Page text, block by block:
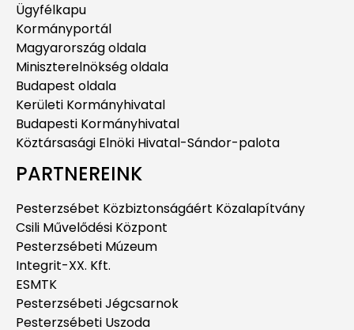
Ügyfélkapu
Kormányportál
Magyarország oldala
Miniszterelnökség oldala
Budapest oldala
Kerületi Kormányhivatal
Budapesti Kormányhivatal
Köztársasági Elnöki Hivatal-Sándor-palota
PARTNEREINK
Pesterzsébet Közbiztonságáért Közalapítvány
Csili Művelődési Központ
Pesterzsébeti Múzeum
Integrit-XX. Kft.
ESMTK
Pesterzsébeti Jégcsarnok
Pesterzsébeti Uszoda